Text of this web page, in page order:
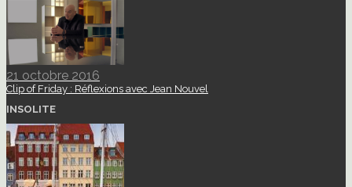
21 octobre 2016
Clip of Friday : Réflexions avec Jean Nouvel
INSOLITE